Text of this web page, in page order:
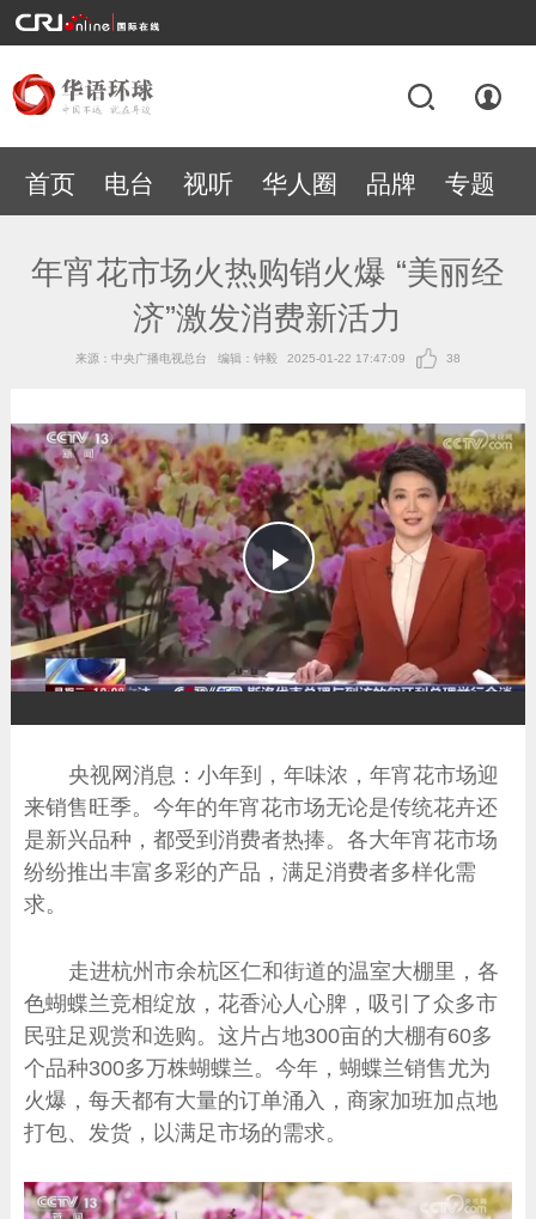
首页 电台 视听 华人圈 品牌 专题
年宵花市场火热购销火爆 “美丽经
济”激发消费新活力
来源：中央广播电视总台 编辑：钟毅 2025-01-22 17:47:09 38
播
放
央视网消息：小年到，年味浓，年宵花市场迎
来销售旺季。今年的年宵花市场无论是传统花卉还
是新兴品种，都受到消费者热捧。各大年宵花市场
纷纷推出丰富多彩的产品，满足消费者多样化需
求。
走进杭州市余杭区仁和街道的温室大棚里，各
色蝴蝶兰竞相绽放，花香沁人心脾，吸引了众多市
民驻足观赏和选购。这片占地300亩的大棚有60多
个品种300多万株蝴蝶兰。今年，蝴蝶兰销售尤为
火爆，每天都有大量的订单涌入，商家加班加点地
打包、发货，以满足市场的需求。